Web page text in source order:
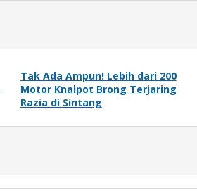
Tak Ada Ampun! Lebih dari 200
Motor Knalpot Brong Terjaring
Razia di Sintang